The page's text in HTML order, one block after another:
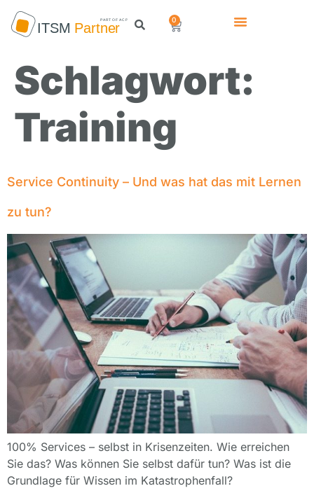
0
Schlagwort:
Training
Service Continuity – Und was hat das mit Lernen
zu tun?
100% Services – selbst in Krisenzeiten. Wie erreichen
Sie das? Was können Sie selbst dafür tun? Was ist die
Grundlage für Wissen im Katastrophenfall?